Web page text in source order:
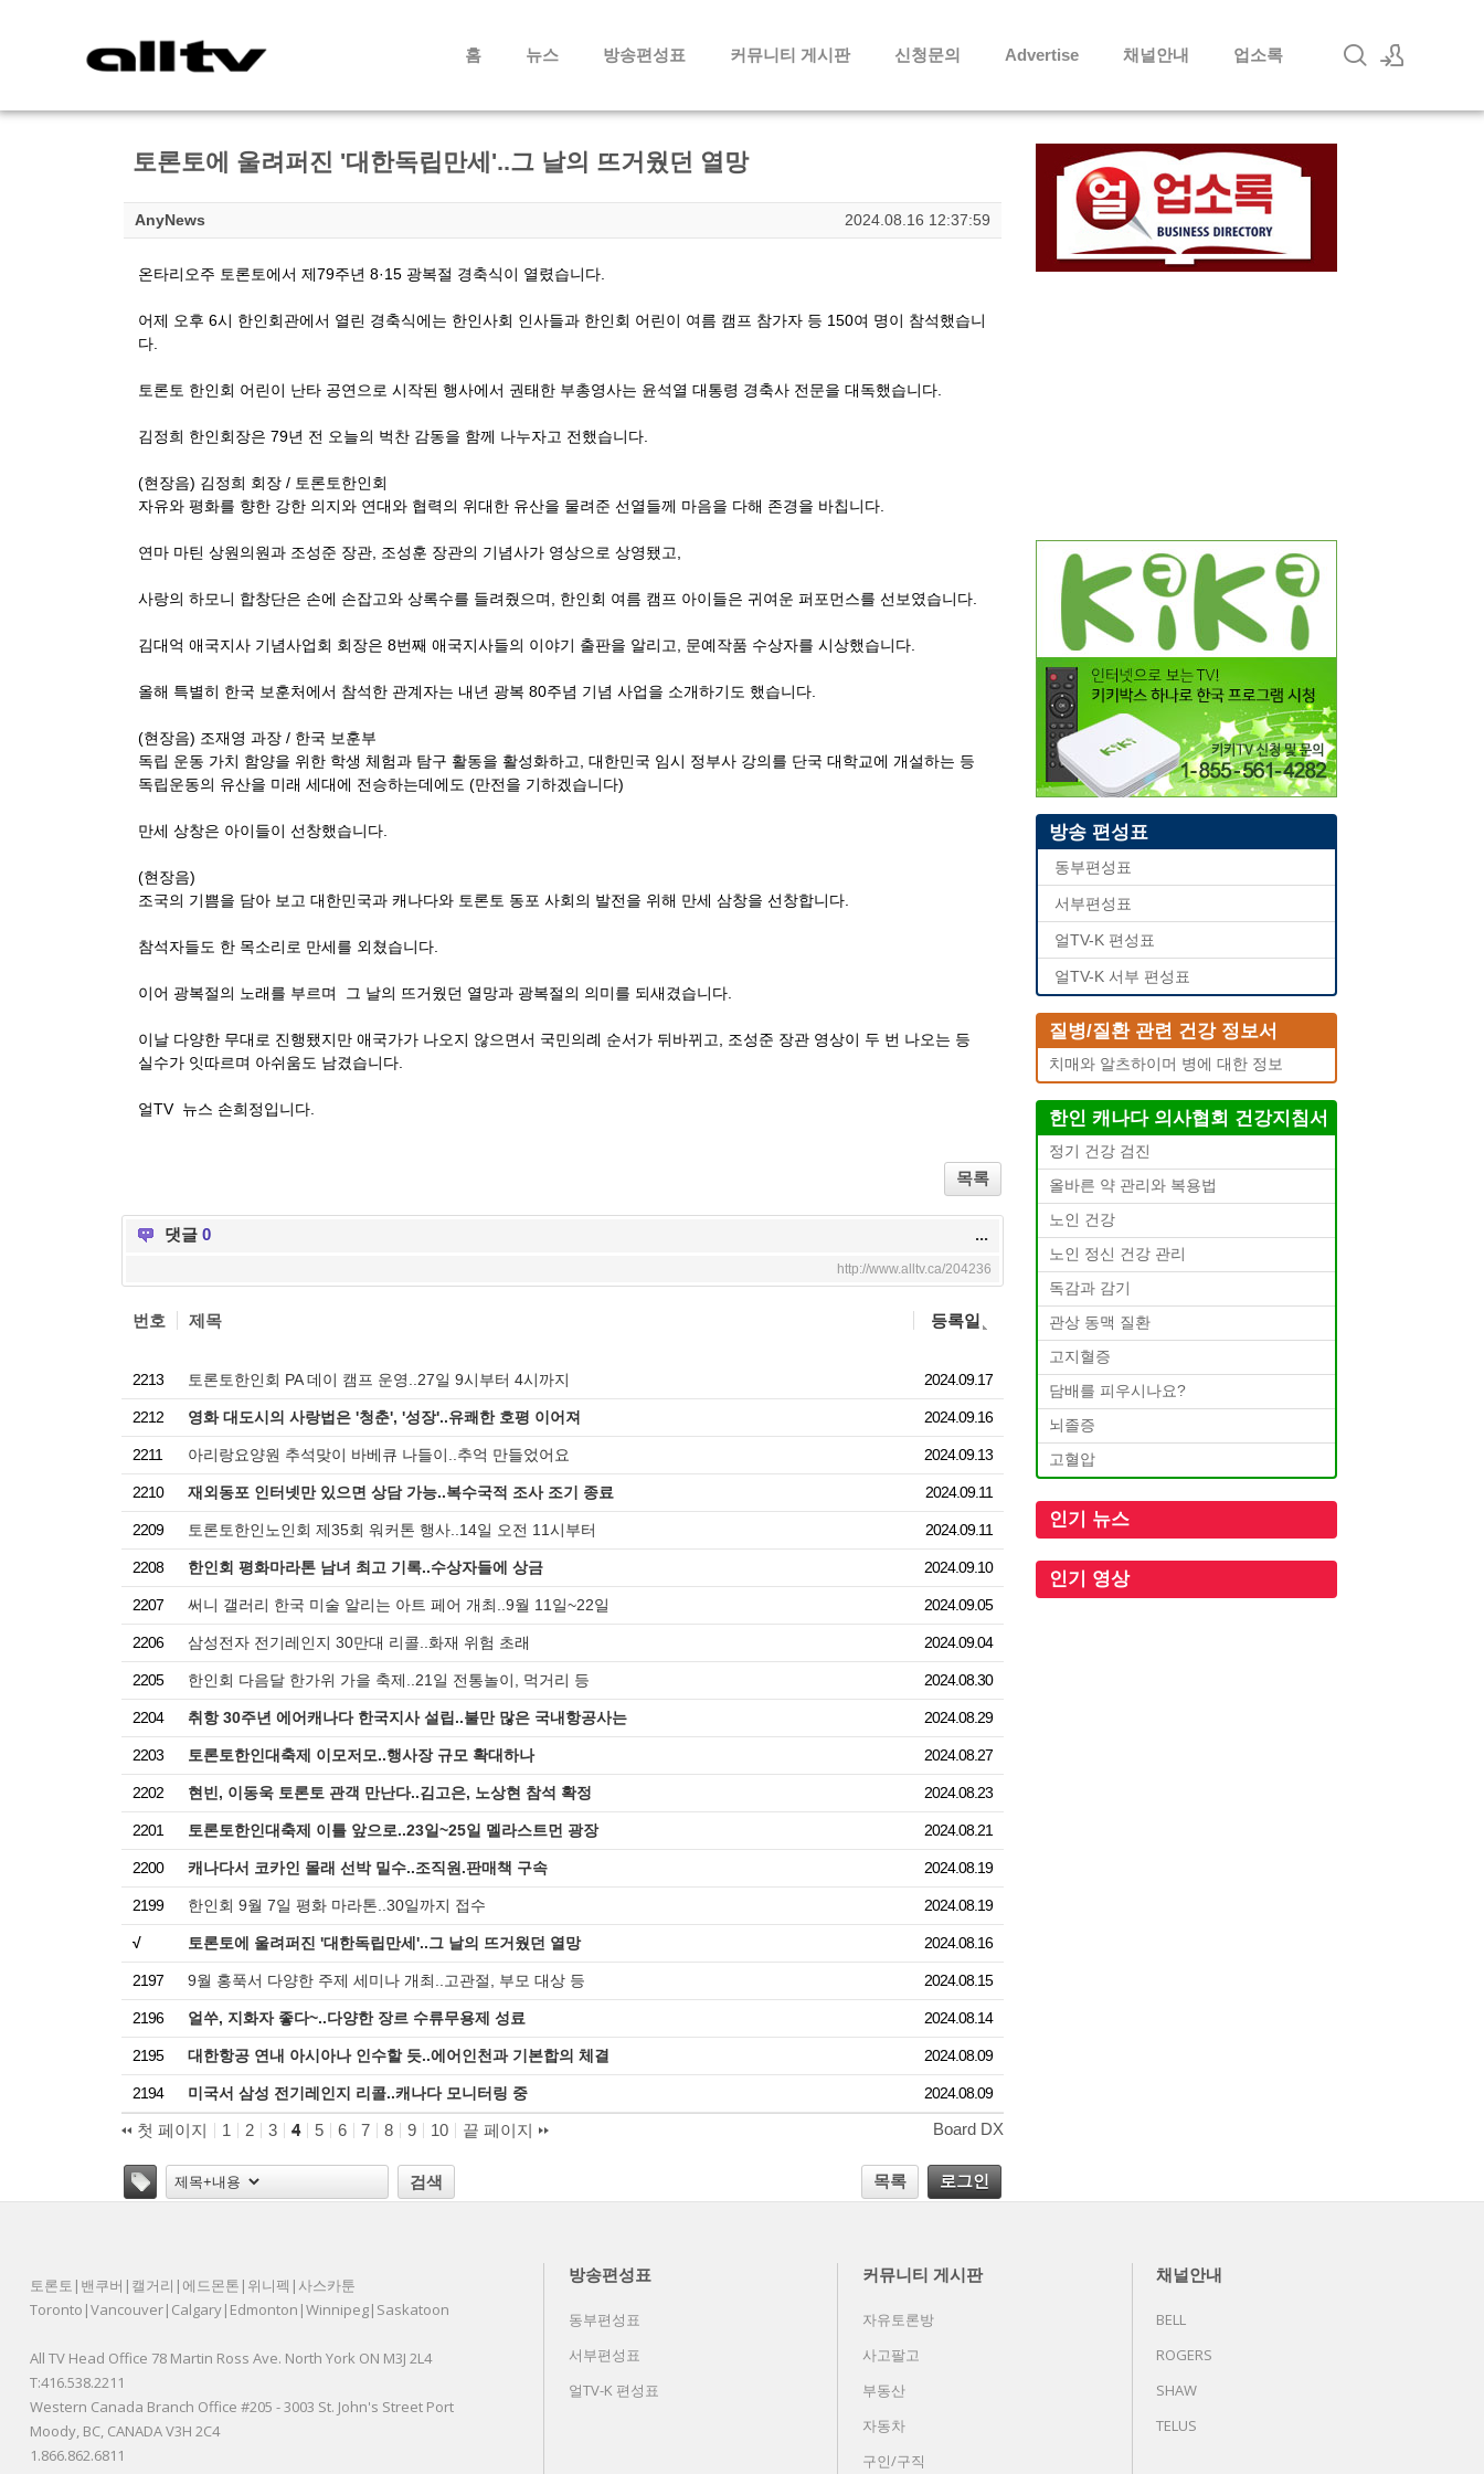
로그인
회원가입
홈 뉴스 방송편성표 커뮤니티 게시판 신청문의 Advertise 채널안내 업소록
토론토에 울려퍼진 '대한독립만세'..그 날의 뜨거웠던 열망
AnyNews 2024.08.16 12:37:59
온타리오주 토론토에서 제79주년 8·15 광복절 경축식이 열렸습니다.
어제 오후 6시 한인회관에서 열린 경축식에는 한인사회 인사들과 한인회 어린이 여름 캠프 참가자 등 150여 명이 참석했습니
다.
토론토 한인회 어린이 난타 공연으로 시작된 행사에서 권태한 부총영사는 윤석열 대통령 경축사 전문을 대독했습니다.
김정희 한인회장은 79년 전 오늘의 벅찬 감동을 함께 나누자고 전했습니다.
(현장음) 김정희 회장 / 토론토한인회
자유와 평화를 향한 강한 의지와 연대와 협력의 위대한 유산을 물려준 선열들께 마음을 다해 존경을 바칩니다.
연마 마틴 상원의원과 조성준 장관, 조성훈 장관의 기념사가 영상으로 상영됐고,
사랑의 하모니 합창단은 손에 손잡고와 상록수를 들려줬으며, 한인회 여름 캠프 아이들은 귀여운 퍼포먼스를 선보였습니다.
김대억 애국지사 기념사업회 회장은 8번째 애국지사들의 이야기 출판을 알리고, 문예작품 수상자를 시상했습니다.
올해 특별히 한국 보훈처에서 참석한 관계자는 내년 광복 80주념 기념 사업을 소개하기도 했습니다.
(현장음) 조재영 과장 / 한국 보훈부
독립 운동 가치 함양을 위한 학생 체험과 탐구 활동을 활성화하고, 대한민국 임시 정부사 강의를 단국 대학교에 개설하는 등
독립운동의 유산을 미래 세대에 전승하는데에도 (만전을 기하겠습니다)
만세 상창은 아이들이 선창했습니다.
(현장음)
조국의 기쁨을 담아 보고 대한민국과 캐나다와 토론토 동포 사회의 발전을 위해 만세 삼창을 선창합니다.
참석자들도 한 목소리로 만세를 외쳤습니다.
이어 광복절의 노래를 부르며 그 날의 뜨거웠던 열망과 광복절의 의미를 되새겼습니다.
이날 다양한 무대로 진행됐지만 애국가가 나오지 않으면서 국민의례 순서가 뒤바뀌고, 조성준 장관 영상이 두 번 나오는 등
실수가 잇따르며 아쉬움도 남겼습니다.
얼TV 뉴스 손희정입니다.
목록
댓글 0 ...
http://www.alltv.ca/204236
번호 제목 등록일
2213 토론토한인회 PA 데이 캠프 운영..27일 9시부터 4시까지 2024.09.17
2212 영화 대도시의 사랑법은 '청춘', '성장'..유쾌한 호평 이어져 2024.09.16
2211 아리랑요양원 추석맞이 바베큐 나들이..추억 만들었어요 2024.09.13
2210 재외동포 인터넷만 있으면 상담 가능..복수국적 조사 조기 종료 2024.09.11
2209 토론토한인노인회 제35회 워커톤 행사..14일 오전 11시부터 2024.09.11
2208 한인회 평화마라톤 남녀 최고 기록..수상자들에 상금 2024.09.10
2207 써니 갤러리 한국 미술 알리는 아트 페어 개최..9월 11일~22일 2024.09.05
2206 삼성전자 전기레인지 30만대 리콜..화재 위험 초래 2024.09.04
2205 한인회 다음달 한가위 가을 축제..21일 전통놀이, 먹거리 등 2024.08.30
2204 취항 30주년 에어캐나다 한국지사 설립..불만 많은 국내항공사는 2024.08.29
2203 토론토한인대축제 이모저모..행사장 규모 확대하나 2024.08.27
2202 현빈, 이동욱 토론토 관객 만난다..김고은, 노상현 참석 확정 2024.08.23
2201 토론토한인대축제 이틀 앞으로..23일~25일 멜라스트먼 광장 2024.08.21
2200 캐나다서 코카인 몰래 선박 밀수..조직원.판매책 구속 2024.08.19
2199 한인회 9월 7일 평화 마라톤..30일까지 접수 2024.08.19
√ 토론토에 울려퍼진 '대한독립만세'..그 날의 뜨거웠던 열망 2024.08.16
2197 9월 홍푹서 다양한 주제 세미나 개최..고관절, 부모 대상 등 2024.08.15
2196 얼쑤, 지화자 좋다~..다양한 장르 수류무용제 성료 2024.08.14
2195 대한항공 연내 아시아나 인수할 듯..에어인천과 기본합의 체결 2024.08.09
2194 미국서 삼성 전기레인지 리콜..캐나다 모니터링 중 2024.08.09
첫 페이지 1 2 3 4 5 6 7 8 9 10 끝 페이지
Board DX
검색
목록 로그인
방송 편성표
동부편성표
서부편성표
얼TV-K 편성표
얼TV-K 서부 편성표
질병/질환 관련 건강 정보서
치매와 알츠하이머 병에 대한 정보
한인 캐나다 의사협회 건강지침서
정기 건강 검진
올바른 약 관리와 복용법
노인 건강
노인 정신 건강 관리
독감과 감기
관상 동맥 질환
고지혈증
담배를 피우시나요?
뇌졸증
고혈압
인기 뉴스
인기 영상
토론토|밴쿠버|캘거리|에드몬톤|위니펙|사스카툰
Toronto|Vancouver|Calgary|Edmonton|Winnipeg|Saskatoon
All TV Head Office 78 Martin Ross Ave. North York ON M3J 2L4
T:416.538.2211
Western Canada Branch Office #205 - 3003 St. John's Street Port
Moody, BC, CANADA V3H 2C4
1.866.862.6811
방송편성표
동부편성표
서부편성표
얼TV-K 편성표
커뮤니티 게시판
자유토론방
사고팔고
부동산
자동차
구인/구직
채널안내
BELL
ROGERS
SHAW
TELUS